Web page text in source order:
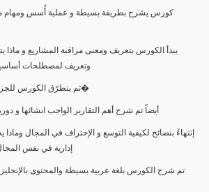
كورس يشرح بطريقة بسيطة و عملية أُسس ومهام
يبدأ الكورس بتعريف ومعنى مراقبة المشاريع و
وتعريف لمصطلحات
ثم يتطرّق الكورس للجزء الأساسي و هوا شرح لمها�
أيضاً تم شرح أهم التقارير الواجب انشائها و
إنتهاءً بنصائح لكيفية التوسع و الإحتراف في المجال
إدارية في نفس
تم شرح الكورس بلغة عربية بسيطة والمحتوى